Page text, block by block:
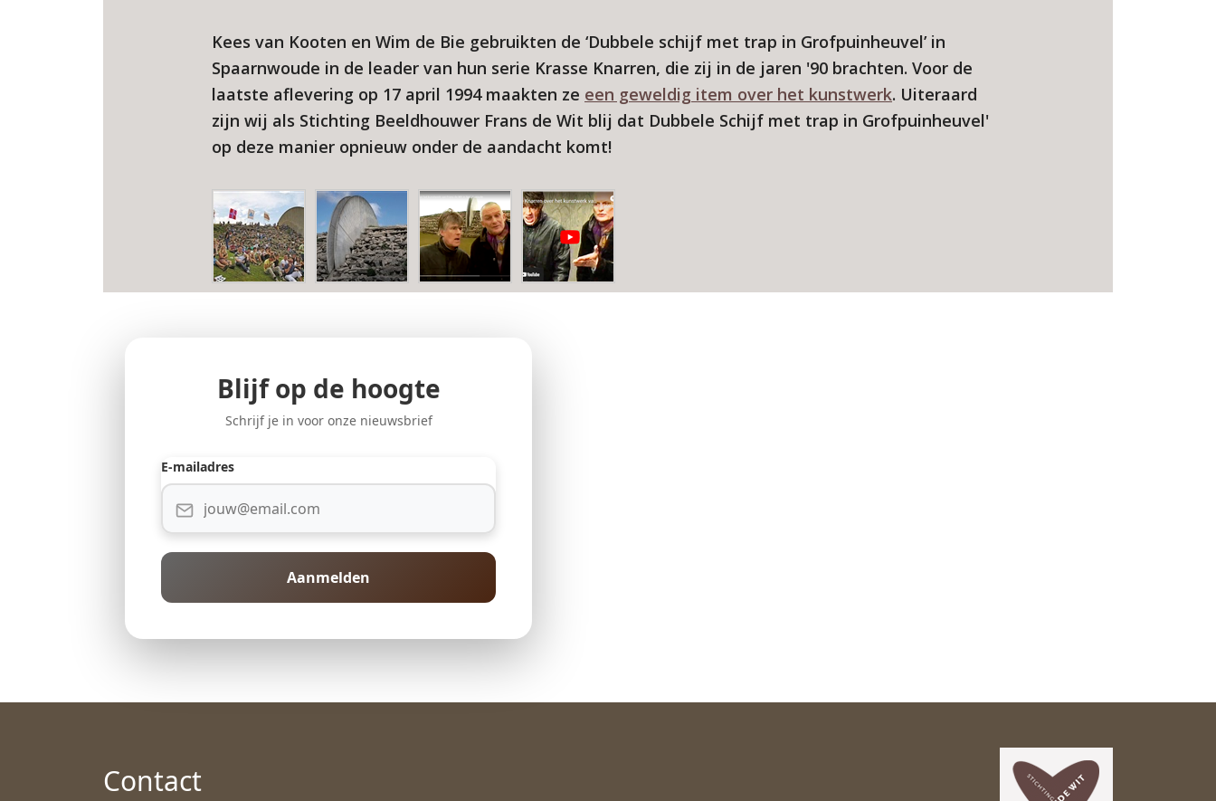
Kees van Kooten en Wim de Bie gebruikten de ‘Dubbele schijf met trap in Grofpuinheuvel’ in
Spaarnwoude in de leader van hun serie Krasse Knarren, die zij in de jaren '90 brachten. Voor de
laatste aflevering op 17 april 1994 maakten ze een geweldig item over het kunstwerk. Uiteraard
zijn wij als Stichting Beeldhouwer Frans de Wit blij dat Dubbele Schijf met trap in Grofpuinheuvel'
op deze manier opnieuw onder de aandacht komt!
Blijf op de hoogte
Schrijf je in voor onze nieuwsbrief
E-mailadres
Aanmelden
Contact